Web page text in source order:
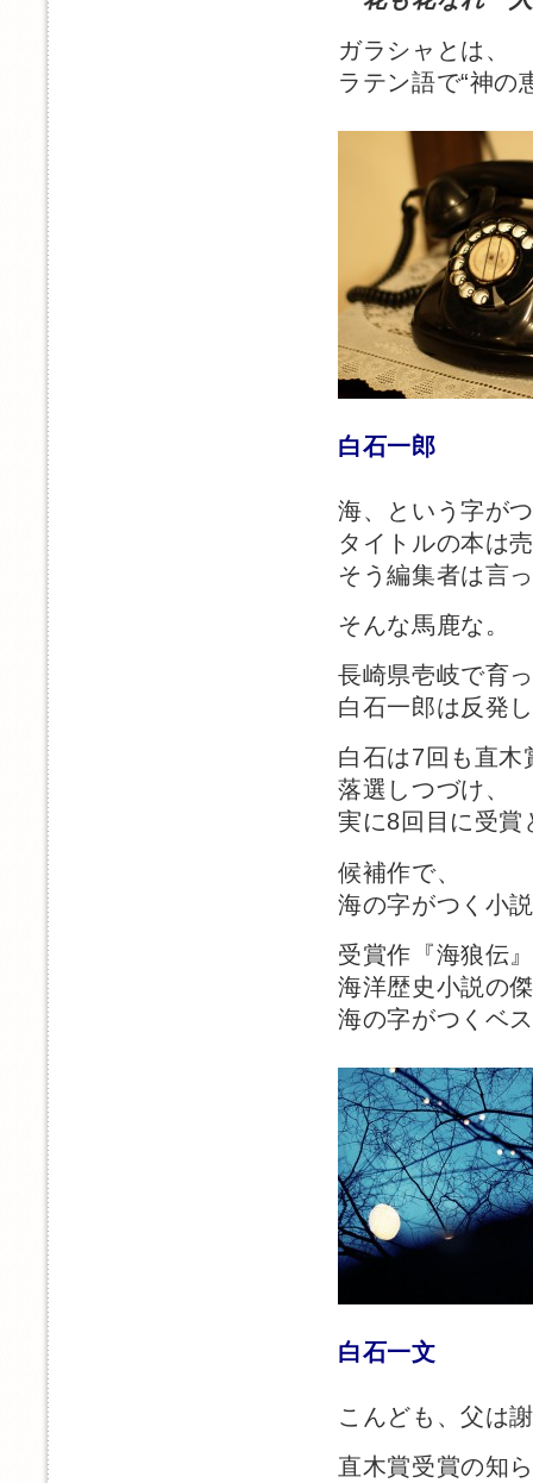
ガラシャとは、
ラテン語で“神の
白石一郎
海、という字が
タイトルの本は
そう編集者は言
そんな馬鹿な。
長崎県壱岐で育
白石一郎は反発
白石は7回も直木
落選しつづけ、
実に8回目に受賞
候補作で、
海の字がつく小
受賞作『海狼伝
海洋歴史小説の
海の字がつくベ
白石一文
こんども、父は
直木賞受賞の知